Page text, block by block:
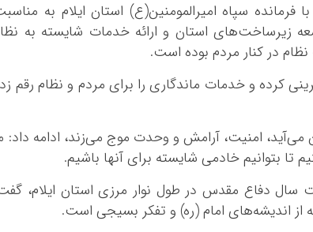
*چندرسانه‌ای
فرمانده سپاه امیرالمومنین(ع) استان ایلام به
زیرساخت‌های استان و ارائه خدمات شایسته به
در کنار مردم بوده است.
کرده و خدمات ماندگاری را برای مردم و نظام رقم
می‌آید، امنیت، آرامش و وحدت موج می‌زند، ادامه داد:
بتوانیم خادمی شایسته برای آنها باشیم.
دفاع مقدس در طول نوار مرزی استان ایلام،
از اندیشه‌های امام (ره) و تفکر بسیجی است.